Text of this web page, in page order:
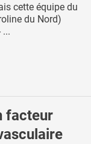
cette équipe du
du Nord)
...
facteur